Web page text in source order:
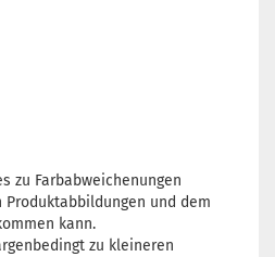
zu Farbabweichenungen
Produktabbildungen und dem
kann.
zu kleineren